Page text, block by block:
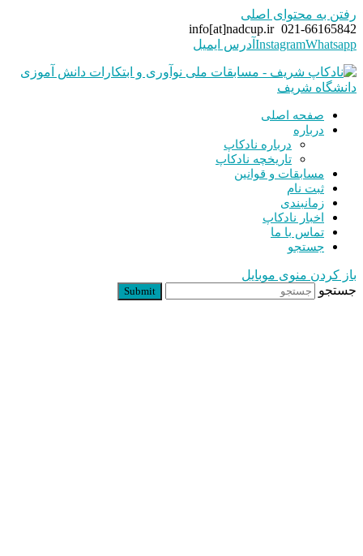
رفتن به محتوای اصلی
021-66165842
info[at]nadcup.ir
InstagramWhatsapp آدرس ایمیل
صفحه اصلی
درباره
درباره نادکاپ
تاریخچه نادکاپ
مسابقات و قوانین
ثبت نام
زمانبندی
اخبار نادکاپ
تماس با ما
جستجو
باز کردن منوی موبایل
جستجو
Submit